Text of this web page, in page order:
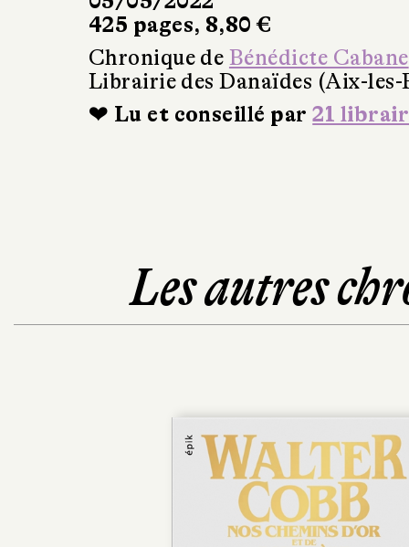
425 pages, 8,80 €
Chronique de Bénédicte Cabane
Librairie des Danaïdes (Aix-les-
❤ Lu et conseillé par21
Les autres